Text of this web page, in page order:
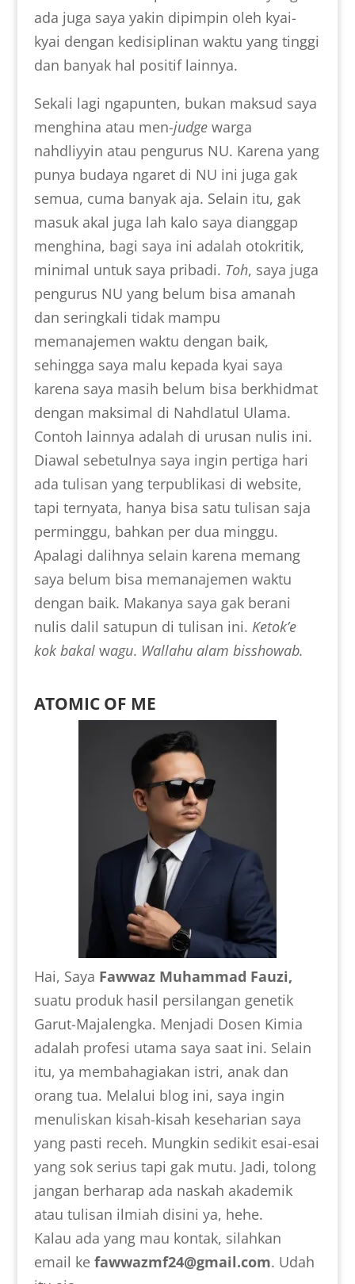
ada juga saya yakin dipimpin oleh kyai-
kyai dengan kedisiplinan waktu yang tinggi
dan banyak hal positif lainnya.
Sekali lagi ngapunten, bukan maksud saya
menghina atau men-judgewarga
nahdliyyin atau pengurus NU. Karena yang
punya budaya ngaret di NU ini juga gak
semua, cuma banyak aja. Selain itu, gak
masuk akal juga lah kalo saya dianggap
menghina, bagi saya ini adalah otokritik,
minimal untuk saya pribadi. Toh, saya juga
pengurus NU yang belum bisa amanah
dan seringkali tidak mampu
memanajemen waktu dengan baik,
sehingga saya malu kepada kyai saya
karena saya masih belum bisa berkhidmat
dengan maksimal di Nahdlatul Ulama.
Contoh lainnya adalah di urusan nulis ini.
Diawal sebetulnya saya ingin pertiga hari
ada tulisan yang terpublikasi di website,
tapi ternyata, hanya bisa satu tulisan saja
perminggu, bahkan per dua minggu.
Apalagi dalihnya selain karena memang
saya belum bisa memanajemen waktu
dengan baik. Makanya saya gak berani
nulis dalil satupun di tulisan ini. Ketok’e
kok bakal wagu. Wallahu alam bisshowab.
ATOMIC OF ME
Hai, Saya Fawwaz Muhammad Fauzi,
suatu produk hasil persilangan genetik
Garut-Majalengka. Menjadi Dosen Kimia
adalah profesi utama saya saat ini. Selain
itu, ya membahagiakan istri, anak dan
orang tua. Melalui blog ini, saya ingin
menuliskan kisah-kisah keseharian saya
yang pasti receh. Mungkin sedikit esai-esai
yang sok serius tapi gak mutu. Jadi, tolong
jangan berharap ada naskah akademik
atau tulisan ilmiah disini ya, hehe.
Kalau ada yang mau kontak, silahkan
email ke fawwazmf24@gmail.com. Udah